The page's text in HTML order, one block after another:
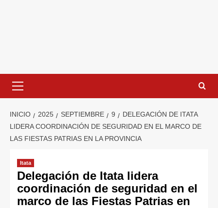
INICIO 2025 SEPTIEMBRE 9
DELEGACIÓN DE ITATA
LIDERA COORDINACIÓN DE SEGURIDAD EN EL MARCO DE
LAS FIESTAS PATRIAS EN LA PROVINCIA
Itata
Delegación de Itata lidera
coordinación de seguridad en el
marco de las Fiestas Patrias en